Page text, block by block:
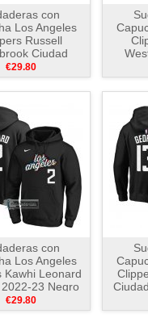
con
Los Angeles
Russell
Ciudad
20 Negro
€29.80
con
Los Angeles
Kawhi Leonard
23 Negro
€29.80